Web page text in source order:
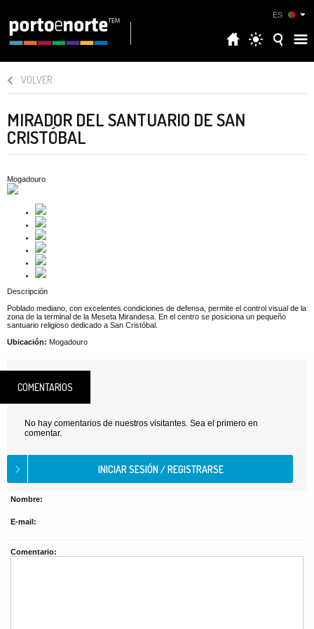
ES
VOLVER
MIRADOR DEL SANTUARIO DE SAN
CRISTÓBAL
Mogadouro
Descripción
Poblado mediano, con excelentes condiciones de defensa, permite el control visual de la
zona de la terminal de la Meseta Mirandesa. En el centro se posiciona un pequeño
santuario religioso dedicado a San Cristóbal.
Ubicación: Mogadouro
COMENTARIOS
No hay comentarios de nuestros visitantes. Sea el primero en
comentar.
Nombre:
E-mail:
Comentario: